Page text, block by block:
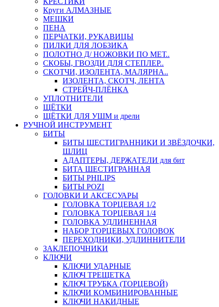
Круги АЛМАЗНЫЕ
МЕШКИ
ПЕНА
ПЕРЧАТКИ, РУКАВИЦЫ
ПИЛКИ ДЛЯ ЛОБЗИКА
ПОЛОТНО Д/ НОЖОВКИ ПО МЕТ..
СКОБЫ, ГВОЗДИ ДЛЯ СТЕПЛЕР..
СКОТЧИ, ИЗОЛЕНТА, МАЛЯРНА..
ИЗОЛЕНТА, СКОТЧ, ЛЕНТА
СТРЕЙЧ-ПЛЁНКА
УПЛОТНИТЕЛИ
ЩЁТКИ
ЩЁТКИ ДЛЯ УШМ и дрели
РУЧНОЙ ИНСТРУМЕНТ
БИТЫ
БИТЫ ШЕСТИГРАННИКИ И ЗВЁЗДОЧКИ,
ШЛИЦ
АДАПТЕРЫ, ДЕРЖАТЕЛИ для бит
БИТА ШЕСТИГРАННАЯ
БИТЫ PHILIPS
БИТЫ POZI
ГОЛОВКИ И АКСЕСУАРЫ
ГОЛОВКА ТОРЦЕВАЯ 1/2
ГОЛОВКА ТОРЦЕВАЯ 1/4
ГОЛОВКА УДЛИНЕННАЯ
НАБОР ТОРЦЕВЫХ ГОЛОВОК
ПЕРЕХОДНИКИ, УДЛИННИТЕЛИ
ЗАКЛЕПОЧНИКИ
КЛЮЧИ
КЛЮЧИ УДАРНЫЕ
КЛЮЧ ТРЕЩЕТКА
КЛЮЧ ТРУБКА (ТОРЦЕВОЙ)
КЛЮЧИ КОМБИНИРОВАННЫЕ
КЛЮЧИ НАКИДНЫЕ